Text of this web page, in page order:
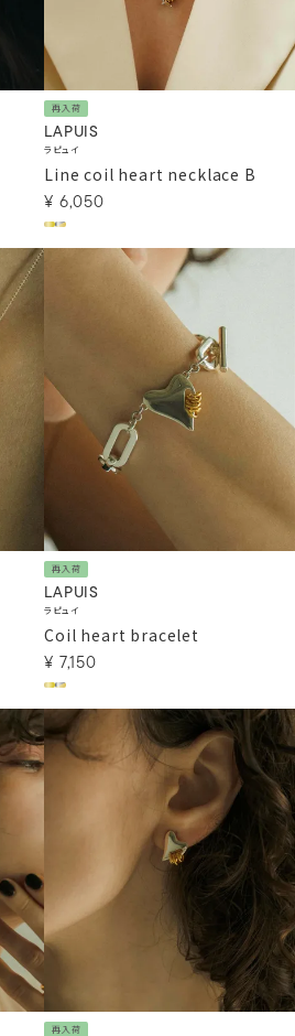
再入荷
LAPUIS
ラピュイ
Line coil heart necklace B
¥ 6,050
再入荷
LAPUIS
ラピュイ
Coil heart bracelet
¥ 7,150
再入荷